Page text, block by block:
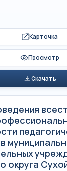
Карточка
Просмотр
Скачать
округа